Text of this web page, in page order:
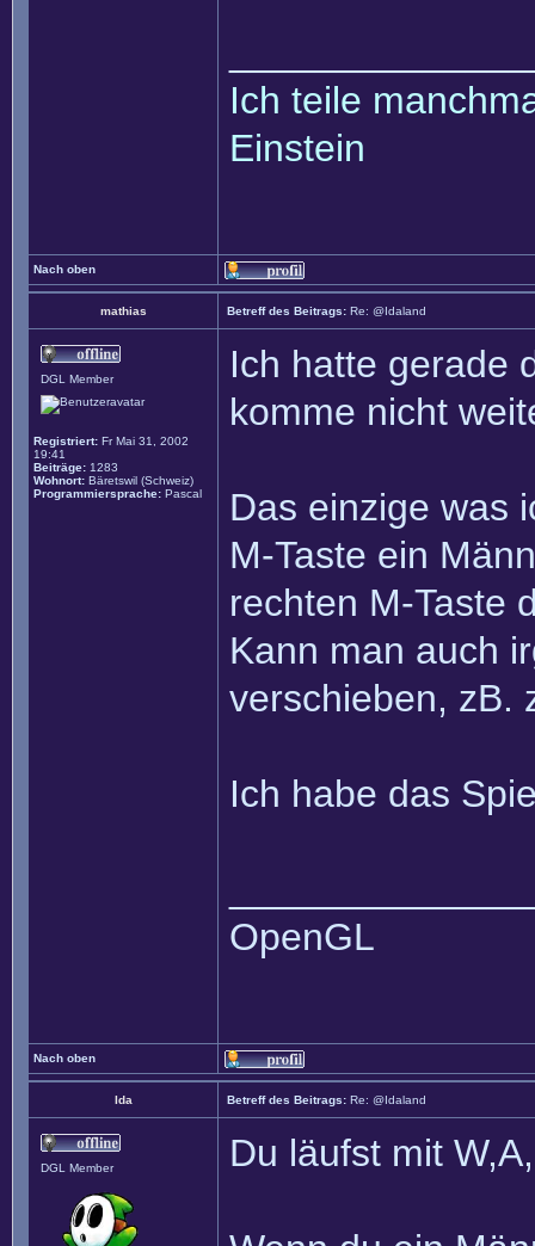
Ich teile
Einstein
Nach oben
mathias Betreff des Beitrags: Re: @Idaland
DGL Member
Registriert: Fr Mai 31, 2002
19:41
Beiträge: 1283
Wohnort: Bäretswil (Schweiz)
Programmiersprache: Pascal
Ich hatte gerade
komme nicht
Das einzige was
M-Taste ein
rechten M-Taste
Kann man auch
verschieben, zB.
Ich habe das
OpenGL
Nach oben
Ida Betreff des Beitrags: Re: @Idaland
DGL Member Du läufst mit